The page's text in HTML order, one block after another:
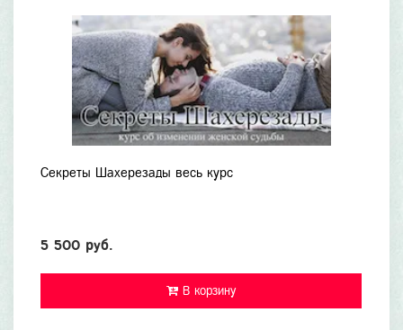
Секреты Шахерезады весь курс
5 500 руб.
В корзину